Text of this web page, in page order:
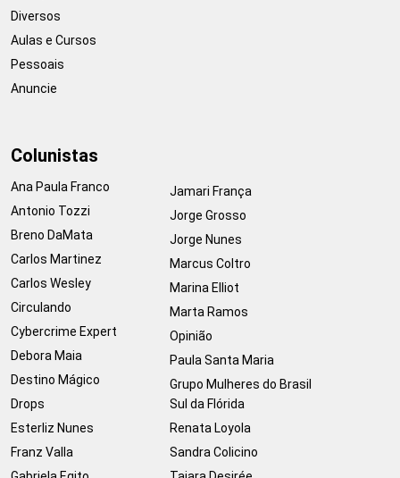
Diversos
Aulas e Cursos
Pessoais
Anuncie
Colunistas
Ana Paula Franco
Antonio Tozzi
Breno DaMata
Carlos Martinez
Carlos Wesley
Circulando
Cybercrime Expert
Debora Maia
Destino Mágico
Drops
Esterliz Nunes
Franz Valla
Jamari França
Jorge Grosso
Jorge Nunes
Marcus Coltro
Marina Elliot
Marta Ramos
Opinião
Paula Santa Maria
Grupo Mulheres do Brasil
Sul da Flórida
Renata Loyola
Sandra Colicino